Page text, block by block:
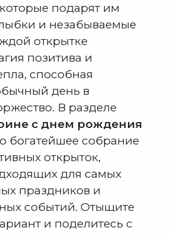
подарят им
и незабываемые
открытке
позитива и
способная
день в
В разделе
с днем рождения
богатейшее собрание
открыток,
для самых
праздников и
событий. Отыщите
и поделитесь с